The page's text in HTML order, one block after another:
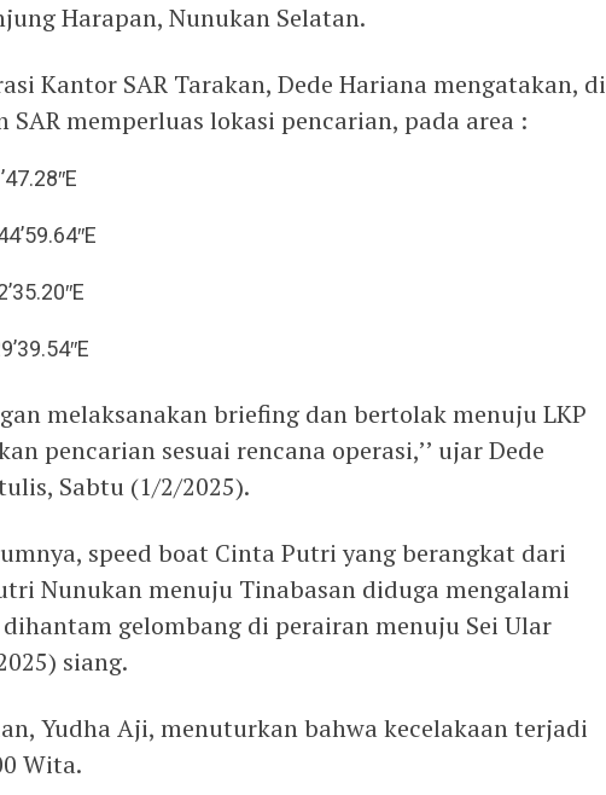
Harapan, Nunukan Selatan.
Kantor SAR Tarakan, Dede Hariana mengatakan, di
memperluas lokasi pencarian, pada area :
melaksanakan briefing dan bertolak menuju LKP
pencarian sesuai rencana operasi,’’ ujar Dede
Sabtu (1/2/2025).
speed boat Cinta Putri yang berangkat dari
Nunukan menuju Tinabasan diduga mengalami
gelombang di perairan menuju Sei Ular
siang.
Yudha Aji, menuturkan bahwa kecelakaan terjadi
Wita.